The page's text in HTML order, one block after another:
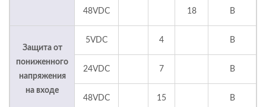
48VDC 18 В
Защита от
пониженного
напряжения
на входе
5VDC 4 В
24VDC 7 В
48VDC 15 В